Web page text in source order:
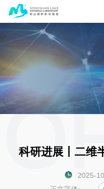
科研进展丨二维
2025-